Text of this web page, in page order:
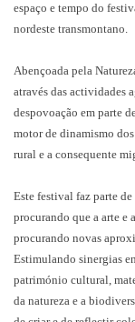
espaço e tempo do
nordeste transmontano.
Abençoada pela
através das actividades
despovoação em parte
motor de dinamismo
rural e a consequente
Este festival faz parte
procurando que a arte e
procurando novas
Estimulando sinergias
património cultural,
da natureza e a